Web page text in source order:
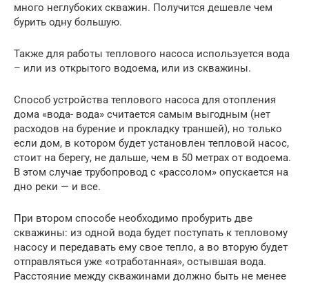
много неглубоких скважин. Получится дешевле чем
бурить одну большую.
Также для работы теплового насоса используется вода
– или из открытого водоема, или из скважины.
Способ устройства теплового насоса для отопления
дома «вода- вода» считается самым выгодным (нет
расходов на бурение и прокладку траншей), но только
если дом, в котором будет установлен тепловой насос,
стоит на берегу, не дальше, чем в 50 метрах от водоема.
В этом случае трубопровод с «рассолом» опускается на
дно реки — и все.
При втором способе необходимо пробурить две
скважины: из одной вода будет поступать к тепловому
насосу и передавать ему свое тепло, а во вторую будет
отправляться уже «отработанная», остывшая вода.
Расстояние между скважинами должно быть не менее